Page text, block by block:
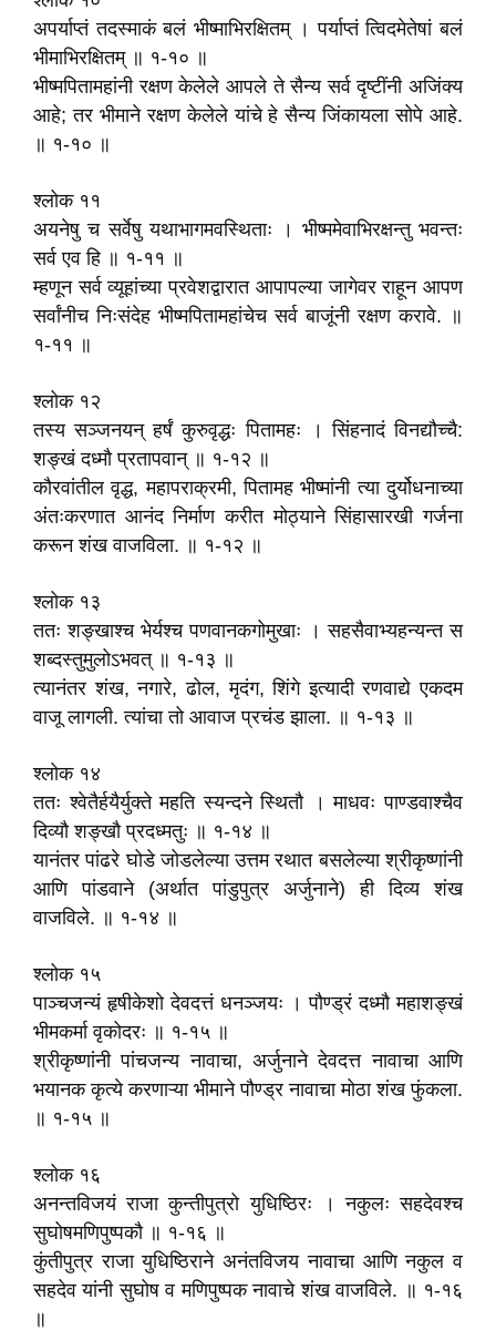
अपर्याप्तं तदस्माकं बलं भीष्माभिरक्षितम्‌ । पर्याप्तं त्विदमेतेषां बलं
भीमाभिरक्षितम्‌ ॥ १-१० ॥
भीष्मपितामहांनी रक्षण केलेले आपले ते सैन्य सर्व दृष्टींनी अजिंक्य
आहे; तर भीमाने रक्षण केलेले यांचे हे सैन्य जिंकायला सोपे आहे.
॥ १-१० ॥
श्लोक ११
अयनेषु च सर्वेषु यथाभागमवस्थिताः । भीष्ममेवाभिरक्षन्तु भवन्तः
सर्व एव हि ॥ १-११ ॥
म्हणून सर्व व्यूहांच्या प्रवेशद्वारात आपापल्या जागेवर राहून आपण
सर्वांनीच निःसंदेह भीष्मपितामहांचेच सर्व बाजूंनी रक्षण करावे. ॥
१-११ ॥
श्लोक १२
तस्य सञ्जनयन्‌ हर्षं कुरुवृद्धः पितामहः । सिंहनादं विनद्यौच्चै:
शङ्खं दध्मौ प्रतापवान्‌ ॥ १-१२ ॥
कौरवांतील वृद्ध, महापराक्रमी, पितामह भीष्मांनी त्या दुर्योधनाच्या
अंतःकरणात आनंद निर्माण करीत मोठ्याने सिंहासारखी गर्जना
करून शंख वाजविला. ॥ १-१२ ॥
श्लोक १३
ततः शङ्खाश्च भेर्यश्च पणवानकगोमुखाः । सहसैवाभ्यहन्यन्त स
शब्दस्तुमुलोऽभवत्‌ ॥ १-१३ ॥
त्यानंतर शंख, नगारे, ढोल, मृदंग, शिंगे इत्यादी रणवाद्ये एकदम
वाजू लागली. त्यांचा तो आवाज प्रचंड झाला. ॥ १-१३ ॥
श्लोक १४
ततः श्वेतैर्हयैर्युक्ते महति स्यन्दने स्थितौ । माधवः पाण्डवाश्चैव
दिव्यौ शङ्खौ प्रदध्मतुः ॥ १-१४ ॥
यानंतर पांढरे घोडे जोडलेल्या उत्तम रथात बसलेल्या श्रीकृष्णांनी
आणि पांडवाने (अर्थात पांडुपुत्र अर्जुनाने) ही दिव्य शंख
वाजविले. ॥ १-१४ ॥
श्लोक १५
पाञ्चजन्यं हृषीकेशो देवदत्तं धनञ्जयः । पौण्ड्रं दध्मौ महाशङ्खं
भीमकर्मा वृकोदरः ॥ १-१५ ॥
श्रीकृष्णांनी पांचजन्य नावाचा, अर्जुनाने देवदत्त नावाचा आणि
भयानक कृत्ये करणाऱ्या भीमाने पौण्ड्र नावाचा मोठा शंख फुंकला.
॥ १-१५ ॥
श्लोक १६
अनन्तविजयं राजा कुन्तीपुत्रो युधिष्ठिरः । नकुलः सहदेवश्च
सुघोषमणिपुष्पकौ ॥ १-१६ ॥
कुंतीपुत्र राजा युधिष्ठिराने अनंतविजय नावाचा आणि नकुल व
सहदेव यांनी सुघोष व मणिपुष्पक नावाचे शंख वाजविले. ॥ १-१६
॥